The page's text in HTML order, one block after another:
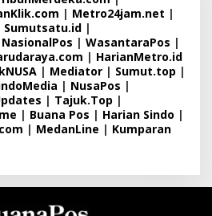
| Metro24jam.net |
Sumutsatu.id |
NasionalPos | WasantaraPos |
| HarianMetro.id
| Mediator | Sumut.top |
| NusaPos |
| Tajuk.Top |
| Buana Pos | Harian Sindo |
| MedanLine | Kumparan